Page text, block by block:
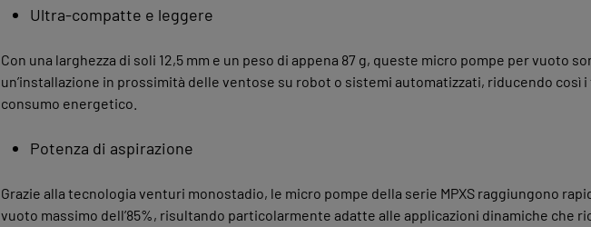
Ultra‑compatte e leggere
Con una larghezza di soli 12,5 mm e un peso di appena 87 g, queste micro pompe per vuoto
un’installazione in prossimità delle ventose su robot o sistemi automatizzati, riducendo così
consumo energetico.
Potenza di aspirazione
Grazie alla tecnologia venturi monostadio, le micro pompe della serie MPXS raggiungono
vuoto massimo dell’85%, risultando particolarmente adatte alle applicazioni dinamiche che